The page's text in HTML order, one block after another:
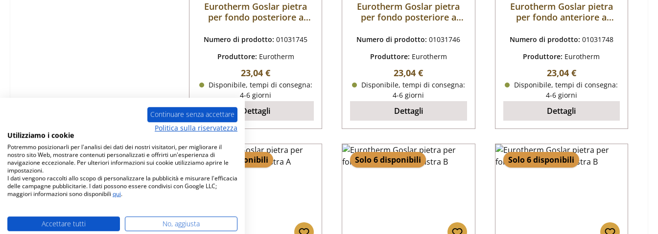
Eurotherm Goslar pietra
per fondo posteriore a
Numero di prodotto:01031745
Produttore: Eurotherm
Prezzo normale:
23,04 €
Disponibile, tempi di consegna:
4-6 giorni
Dettagli
Eurotherm Goslar pietra
per fondo posteriore a
Numero di prodotto:01031746
Produttore: Eurotherm
Prezzo normale:
23,04 €
Disponibile, tempi di consegna:
4-6 giorni
Dettagli
Eurotherm Goslar pietra
per fondo anteriore a
Numero di prodotto: 01031748
Produttore: Eurotherm
Prezzo normale:
23,04 €
Disponibile, tempi di consegna:
4-6 giorni
Dettagli
Solo 1 disponibili Solo 6 disponibili Solo 6 disponibili
Continuare senza accettare
Politica sulla riservatezza
Utilizziamo i cookie
Potremmo posizionarli per l'analisi dei dati dei nostri visitatori, per migliorare il
nostro sito Web, mostrare contenuti personalizzati e offrirti un'esperienza di
navigazione eccezionale. Per ulteriori informazioni sui cookie utilizziamo aprire le
impostazioni.
I dati vengono raccolti allo scopo di personalizzare la pubblicità e misurare l'efficacia
delle campagne pubblicitarie. I dati possono essere condivisi con Google LLC;
maggiori informazioni sono disponibili qui.
Accettare tutti No, aggiusta